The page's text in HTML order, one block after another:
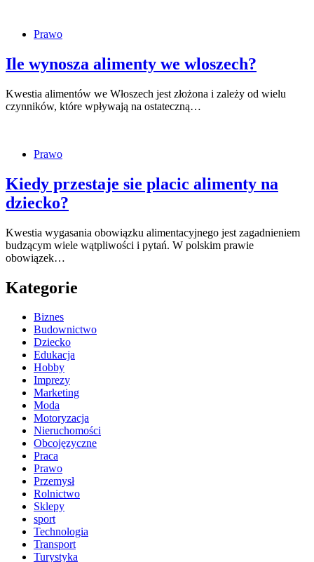
Prawo
Ile wynosza alimenty we wloszech?
Kwestia alimentów we Włoszech jest złożona i zależy od wielu
czynników, które wpływają na ostateczną…
Prawo
Kiedy przestaje sie placic alimenty na
dziecko?
Kwestia wygasania obowiązku alimentacyjnego jest zagadnieniem
budzącym wiele wątpliwości i pytań. W polskim prawie
obowiązek…
Kategorie
Biznes
Budownictwo
Dziecko
Edukacja
Hobby
Imprezy
Marketing
Moda
Motoryzacja
Nieruchomości
Obcojęzyczne
Praca
Prawo
Przemysł
Rolnictwo
Sklepy
sport
Technologia
Transport
Turystyka